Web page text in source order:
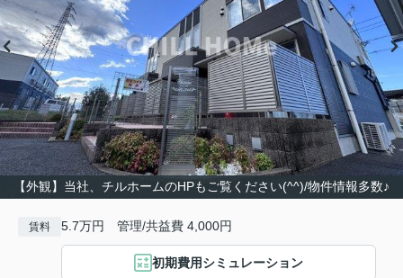
【外観】当社、チルホームのHPもご覧ください(^^)/物件情報多数♪
賃料 5.7万円 管理/共益費 4,000円
初期費用シミュレーション